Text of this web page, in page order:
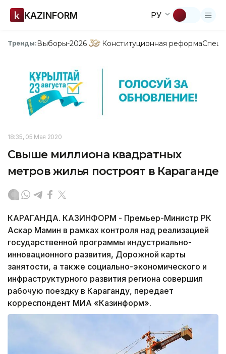
KAZINFORM РУ
Тренды:Выборы-2026 Конституционная реформа
18:35, 05 Мая 2020
Свыше миллиона квадратных
метров жилья построят в Караганде
КАРАГАНДА. КАЗИНФОРМ - Премьер-Министр РК
Аскар Мамин в рамках контроля над реализацией
государственной программы индустриально-
инновационного развития, Дорожной карты
занятости, а также социально-экономического и
инфраструктурного развития региона совершил
рабочую поездку в Караганду, передает
корреспондент МИА «Казинформ».